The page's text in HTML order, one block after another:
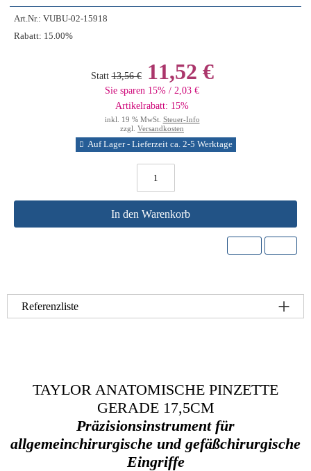
Art.Nr.: VUBU-02-15918
Rabatt: 15.00%
Statt 13,56 €11,52 €
Sie sparen 15% / 2,03 €
Artikelrabatt: 15%
inkl. 19 % MwSt. Steuer-Info
zzgl. Versandkosten
Auf Lager - Lieferzeit ca. 2-5 Werktage
In den Warenkorb
Referenzliste
TAYLOR ANATOMISCHE PINZETTE
GERADE 17,5CM
Präzisionsinstrument für
allgemeinchirurgische und gefäßchirurgische
Eingriffe